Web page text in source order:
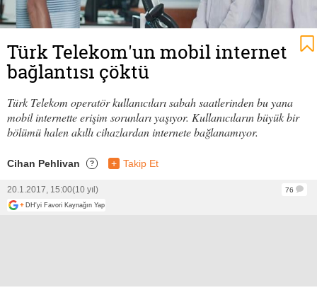
Türk Telekom'un mobil internet
bağlantısı çöktü
Türk Telekom operatör kullanıcıları sabah saatlerinden bu yana
mobil internette erişim sorunları yaşıyor. Kullanıcıların büyük bir
bölümü halen akıllı cihazlardan internete bağlanamıyor.
Cihan Pehlivan ? + Takip Et
20.1.2017, 15:00(10 yıl)
76
+ DH'yi Favori Kaynağın Yap